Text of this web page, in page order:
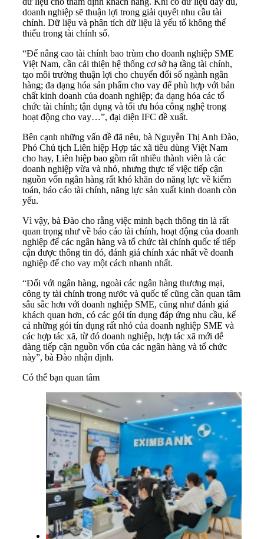
doanh nghiệp sẽ thuận lợi trong giải quyết nhu cầu tài
chính. Dữ liệu và phân tích dữ liệu là yếu tố không thể
thiếu trong tài chính số.
“Để nâng cao tài chính bao trùm cho doanh nghiệp SME
Việt Nam, cần cải thiện hệ thống cơ sở hạ tầng tài chính,
tạo môi trường thuận lợi cho chuyển đổi số ngành ngân
hàng; đa dạng hóa sản phẩm cho vay để phù hợp với bản
chất kinh doanh của doanh nghiệp; đa dạng hóa các tổ
chức tài chính; tận dụng và tối ưu hóa công nghệ trong
hoạt động cho vay…”, đại diện IFC đề xuất.
Bên cạnh những vấn đề đã nêu, bà Nguyễn Thị Anh Đào,
Phó Chủ tịch Liên hiệp Hợp tác xã tiêu dùng Việt Nam
cho hay, Liên hiệp bao gồm rất nhiều thành viên là các
doanh nghiệp vừa và nhỏ, nhưng thực tế việc tiếp cận
nguồn vốn ngân hàng rất khó khăn do năng lực về kiểm
toán, báo cáo tài chính, năng lực sản xuất kinh doanh còn
yếu.
Vì vậy, bà Đào cho rằng việc minh bạch thông tin là rất
quan trọng như về báo cáo tài chính, hoạt động của doanh
nghiệp để các ngân hàng và tổ chức tài chính quốc tế tiếp
cận được thông tin đó, đánh giá chính xác nhất về doanh
nghiệp để cho vay một cách nhanh nhất.
“Đối với ngân hàng, ngoài các ngân hàng thương mại,
công ty tài chính trong nước và quốc tế cũng cần quan tâm
sâu sắc hơn với doanh nghiệp SME, cũng như đánh giá
khách quan hơn, có các gói tín dụng đáp ứng nhu cầu, kể
cả những gói tín dụng rất nhỏ của doanh nghiệp SME và
các hợp tác xã, từ đó doanh nghiệp, hợp tác xã mới dễ
dàng tiếp cận nguồn vốn của các ngân hàng và tổ chức
này”, bà Đào nhận định.
Có thể bạn quan tâm